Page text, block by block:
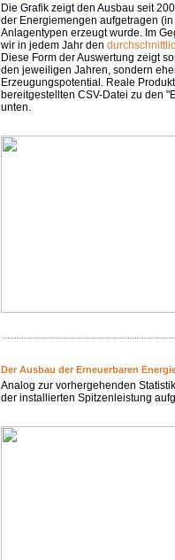
Die Grafik zeigt den Ausbau seit
der Energiemengen aufgetragen
Anlagentypen erzeugt wurde. Im
wir in jedem Jahr den
Diese Form der Auswertung zeigt
den jeweiligen Jahren, sondern
Erzeugungspotential. Reale
bereitgestellten CSV-Datei zu den
unten.
Der Ausbau der Erneuerbaren
Analog zur vorhergehenden
der installierten Spitzenleistung